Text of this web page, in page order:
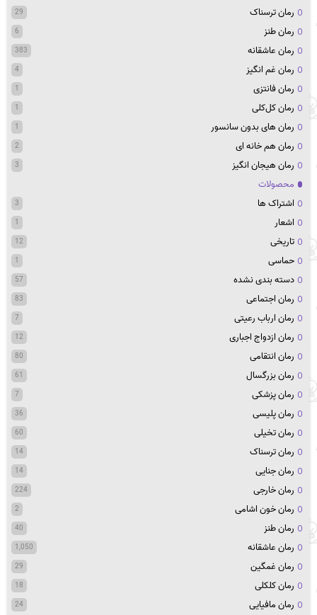
رمان ترسناک
29
رمان طنز 6
رمان عاشقانه 383
رمان غم انگیز 4
رمان فانتزی 1
رمان کل‌کلی 1
رمان های بدون سانسور 1
رمان هم خانه ای 2
رمان هیجان انگیز 3
محصولات
اشتراک ها
3
اشعار 1
تاریخی 12
حماسی 1
دسته بندی نشده 57
رمان اجتماعی 83
رمان ارباب رعیتی 7
رمان ازدواج اجباری 12
رمان انتقامی 80
رمان بزرگسال 61
رمان پزشکی 7
رمان پلیسی 36
رمان تخیلی 60
رمان ترسناک 14
رمان جنایی 14
رمان خارجی 224
رمان خون اشامی 2
رمان طنز 40
رمان عاشقانه 1,050
رمان غمگین 29
رمان کلکلی 18
رمان مافیایی 24